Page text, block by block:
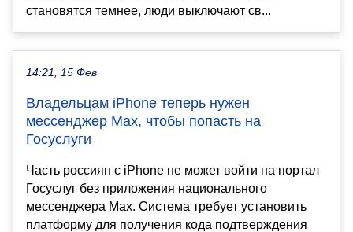
становятся темнее, люди выключают св...
14:21, 15 Фев
Владельцам iPhone теперь нужен
мессенджер Max, чтобы попасть на
Госуслуги
Часть россиян с iPhone не может войти на портал
Госуслуг без приложения национального
мессенджера Max. Система требует установить
платформу для получения кода подтверждения